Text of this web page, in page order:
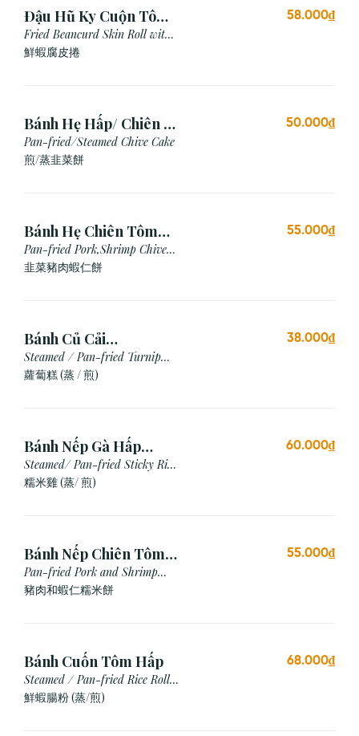
Đậu Hũ Ky Cuộn Tôm
Chiên (3 cái)
Fried Beancurd Skin Roll with
Shrimp
鮮蝦腐皮捲
58.000₫
Bánh Hẹ Hấp/ Chiên (3
Cái)
Pan-fried/Steamed Chive Cake
煎/蒸韭菜餅
50.000₫
Bánh Hẹ Chiên Tôm
Thịt
Pan-fried Pork,Shrimp Chive
Cake
韭菜豬肉蝦仁餅
55.000₫
Bánh Củ Cải
Hấp/Chiên (3 viên)
Steamed / Pan-fried Turnip
Cake
蘿蔔糕 (蒸 / 煎)
38.000₫
Bánh Nếp Gà Hấp
/Chiên (2 cái)
Steamed/ Pan-fried Sticky Rice
Chicken
糯米雞 (蒸/ 煎)
60.000₫
Bánh Nếp Chiên Tôm
Thịt (3 Cái)
Pan-fried Pork and Shrimp
Glutinous Rice Cake
豬肉和蝦仁糯米餅
55.000₫
Bánh Cuốn Tôm Hấp
Steamed / Pan-fried Rice Roll
with Shrimp
鮮蝦腸粉 (蒸/煎)
68.000₫